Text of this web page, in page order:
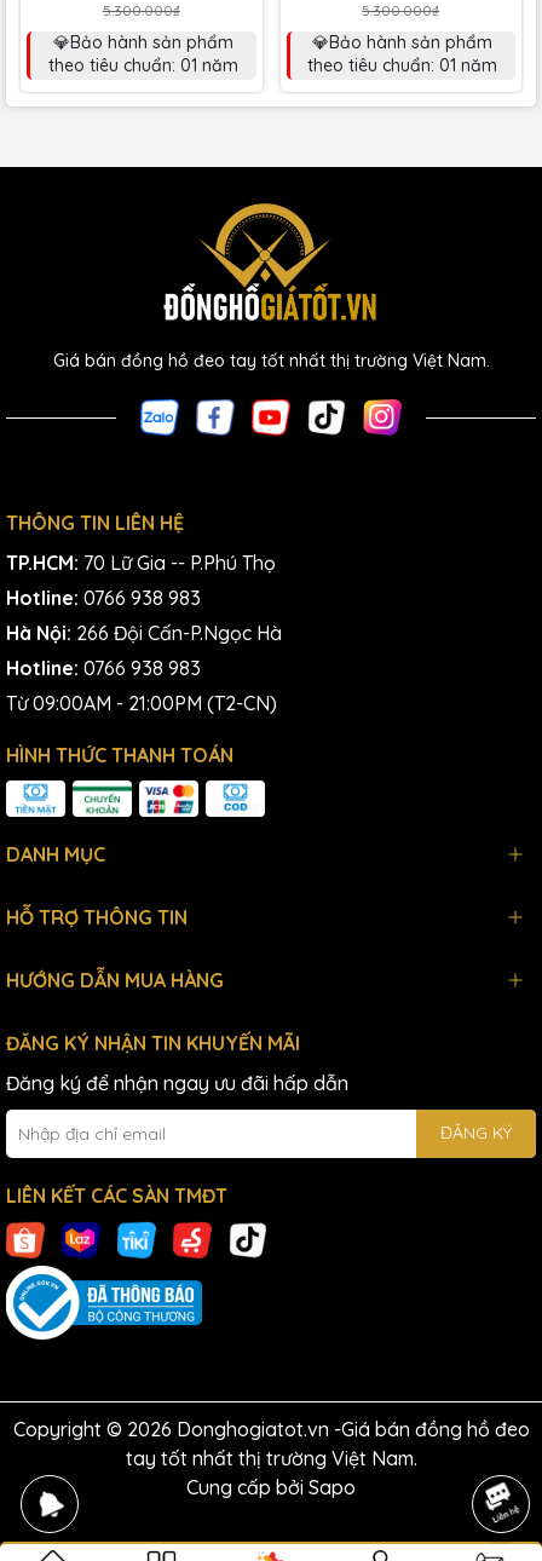
5.300.000₫
💎Bảo hành sản phẩm
theo tiêu chuẩn: 01 năm
5.300.000₫
💎Bảo hành sản phẩm
theo tiêu chuẩn: 01 năm
Giá bán đồng hồ đeo tay tốt nhất thị trường Việt Nam.
THÔNG TIN LIÊN HỆ
TP.HCM: 70 Lữ Gia -- P.Phú Thọ
Hotline: 0766 938 983
Hà Nội: 266 Đội Cấn-P.Ngọc Hà
Hotline: 0766 938 983
Từ 09:00AM - 21:00PM (T2-CN)
HÌNH THỨC THANH TOÁN
DANH MỤC
HỖ TRỢ THÔNG TIN
HƯỚNG DẪN MUA HÀNG
ĐĂNG KÝ NHẬN TIN KHUYẾN MÃI
Đăng ký để nhận ngay ưu đãi hấp dẫn
ĐĂNG KÝ
LIÊN KẾT CÁC SÀN TMĐT
Copyright © 2026 Donghogiatot.vn -Giá bán đồng hồ đeo
tay tốt nhất thị trường Việt Nam.
Cung cấp bởi Sapo